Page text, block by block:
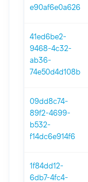
e90af6e0a626
41ed6be2-
9468-4c32-
ab36-
74e50d4d108b
09dd8c74-
89f2-4699-
b532-
f14dc6e914f6
1f84dd12-
6db7-4fc4-